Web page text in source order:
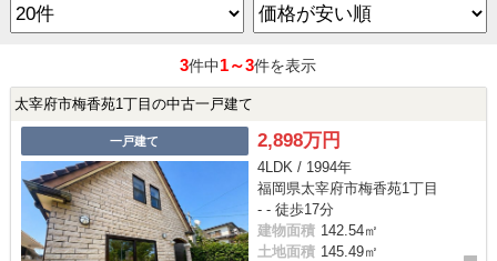
3件中1～3件を表示
太宰府市梅香苑1丁目の中古一戸建て
一戸建て 2,898万円
4LDK / 1994年
福岡県太宰府市梅香苑1丁目
- - 徒歩17分
建物面積 142.54㎡
土地面積 145.49㎡